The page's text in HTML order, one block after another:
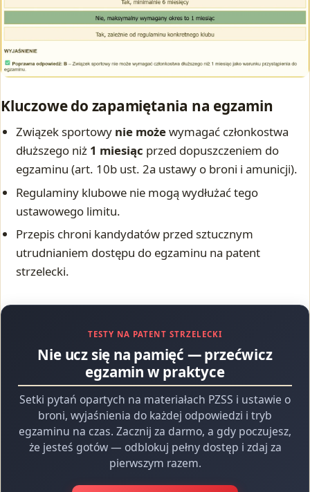
Kluczowe do zapamiętania na egzamin
Związek sportowy nie możewymagać członkostwa
dłuższego niż 1 miesiąc przed dopuszczeniem do
egzaminu (art. 10b ust. 2a ustawy o broni i amunicji).
Regulaminy klubowe nie mogą wydłużać tego
ustawowego limitu.
Przepis chroni kandydatów przed sztucznym
utrudnianiem dostępu do egzaminu na patent
strzelecki.
TESTY NA PATENT STRZELECKI
Nie ucz się na pamięć — przećwicz
egzamin w praktyce
Setki pytań opartych na materiałach PZSS i ustawie o
broni, wyjaśnienia do każdej odpowiedzi i tryb
egzaminu na czas. Zacznij za darmo, a gdy poczujesz,
że jesteś gotów — odblokuj pełny dostęp i zdaj za
pierwszym razem.